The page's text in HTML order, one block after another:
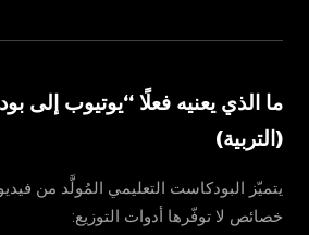
ما الذي يعنيه فعلًا “يوتيوب إلى
(التربية)
يتميّز البودكاست التعليمي المُولَّد من
خصائص لا توفّرها أدوات التوزيع: